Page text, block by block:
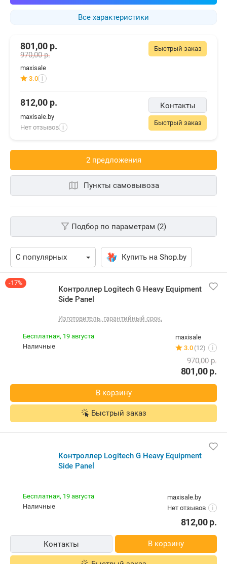
Все характеристики
Быстрый заказ
801,00 р.
970,00р.
maxisale
3.0 i
Контакты
Быстрый заказ
812,00 р.
maxisale.by
Нет отзывов i
2 предложения
Пункты самовывоза
Подбор по параметрам (2)
Купить на Shop.by
-17%
Контроллер Logitech G Heavy Equipment
Side Panel
Изготовитель, гарантийный срок.
maxisale
3.0 (12) i
Бесплатная, 19 августа
наличные
801,00р.
970,00р.
В корзину
Быстрый заказ
Контроллер Logitech G Heavy Equipment
Side Panel
maxisale.by
Нет отзывов
i
Бесплатная, 19 августа
наличные
812,00р.
Контакты В корзину